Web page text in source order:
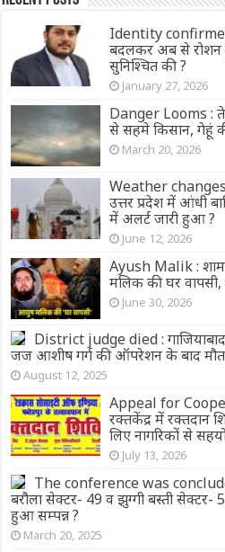
Identity confirmed
बदलकर अब से रोशन
सुनिश्चित की ?
January 27, 2026
Danger Looms :
से सहमे किसान, गेहूं
March 20, 2026
Weather
उत्तर प्रदेश में आंधी
में अलर्ट जारी हुआ ?
June 12, 2026
Ayush Malik :
मलिक की घर वापसी,
June 30, 2026
District judge died :
जज आशीष गर्ग की ऑपरेशन के बाद
August 12, 2025
Appeal for
रक्तकेंद्र में रक्तदान
लिए नागरिकों से
July 13, 2026
The conference was
बरौला सेक्टर- 49 व झुग्गी बस्ती सेक्टर-
हुआ सम्पन्न ?
March 20, 2025